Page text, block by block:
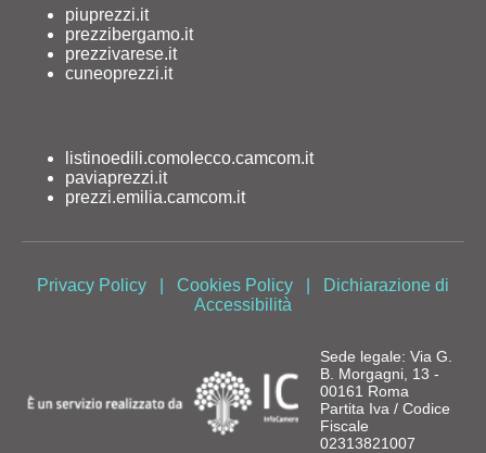
piuprezzi.it
prezzibergamo.it
prezzivarese.it
cuneoprezzi.it
listinoedili.comolecco.camcom.it
paviaprezzi.it
prezzi.emilia.camcom.it
Privacy Policy Cookies Policy
Dichiarazione di
Accessibilità
Sede legale: Via G.
B. Morgagni, 13 -
00161 Roma
Partita Iva / Codice
Fiscale
02313821007